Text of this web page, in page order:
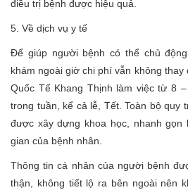
điều trị bệnh được hiệu quả.
5. Về dịch vụ y tế
Để giúp người bệnh có thể chủ
khám ngoài giờ chi phí vẫn không
Quốc Tế Khang Thịnh làm việc từ 8
trong tuần, kể cả lễ, Tết. Toàn bộ quy
được xây dựng khoa học, nhanh gọn
gian của bệnh nhân.
Thông tin cá nhân của người bệnh
thận, không tiết lộ ra bên ngoài nên